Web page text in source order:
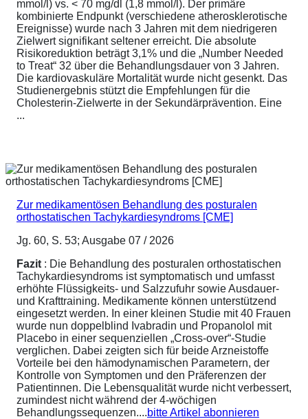
mmol/l) vs. < 70 mg/dl (1,8 mmol/l). Der primäre
kombinierte Endpunkt (verschiedene atherosklerotische
Ereignisse) wurde nach 3 Jahren mit dem niedrigeren
Zielwert signifikant seltener erreicht. Die absolute
Risikoreduktion beträgt 3,1% und die „Number Needed
to Treat“ 32 über die Behandlungsdauer von 3 Jahren.
Die kardiovaskuläre Mortalität wurde nicht gesenkt. Das
Studienergebnis stützt die Empfehlungen für die
Cholesterin-Zielwerte in der Sekundärprävention. Eine
...
Zur medikamentösen Behandlung des posturalen
orthostatischen Tachykardiesyndroms [CME]
Jg. 60, S. 53; Ausgabe 07 / 2026
Fazit : Die Behandlung des posturalen orthostatischen
Tachykardiesyndroms ist symptomatisch und umfasst
erhöhte Flüssigkeits- und Salzzufuhr sowie Ausdauer-
und Krafttraining. Medikamente können unterstützend
eingesetzt werden. In einer kleinen Studie mit 40 Frauen
wurde nun doppelblind Ivabradin und Propanolol mit
Placebo in einer sequenziellen „Cross-over“-Studie
verglichen. Dabei zeigten sich für beide Arzneistoffe
Vorteile bei den hämodynamischen Parametern, der
Kontrolle von Symptomen und den Präferenzen der
Patientinnen. Die Lebensqualität wurde nicht verbessert,
zumindest nicht während der 4-wöchigen
Behandlungssequenzen....bitte Artikel abonnieren